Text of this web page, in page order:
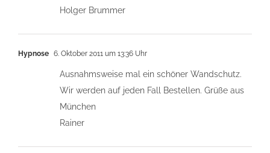
Holger Brummer
Hypnose 6. Oktober 2011 um 13:36 Uhr
Ausnahmsweise mal ein schöner Wandschutz.
Wir werden auf jeden Fall Bestellen. Grüße aus
München
Rainer